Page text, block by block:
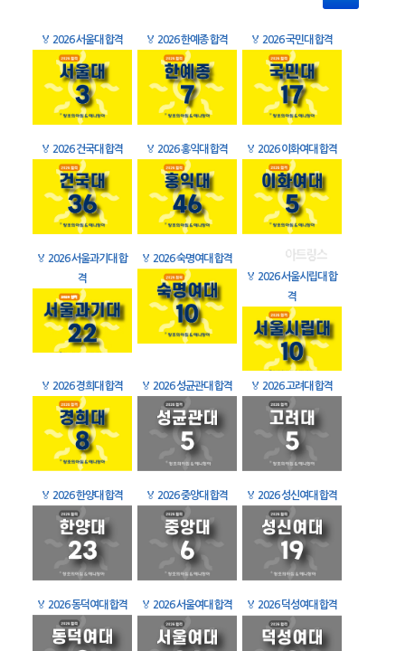
🏅 2026 서울대 합격 🏅 2026 한예종 합격 🏅 2026 국민대 합격
🏅 2026 건국대 합격 🏅 2026 홍익대 합격 🏅 2026 이화여대 합격
🏅 2026 서울과기대 합
격
🏅 2026 숙명여대 합격
🏅 2026 서울시립대 합
격
🏅 2026 경희대 합격 🏅 2026 성균관대 합격 🏅 2026 고려대 합격
🏅 2026 한양대 합격 🏅 2026 중앙대 합격 🏅 2026 성신여대 합격
🏅 2026 동덕여대 합격 🏅 2026 서울여대 합격 🏅 2026 덕성여대 합격